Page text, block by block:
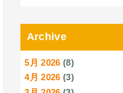
Archive
5月 2026 (8)
4月 2026 (3)